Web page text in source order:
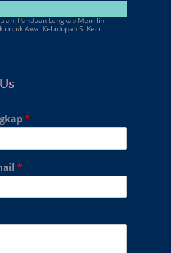
Panduan Lengkap Memilih
untuk Awal Kehidupan Si Kecil
*
*